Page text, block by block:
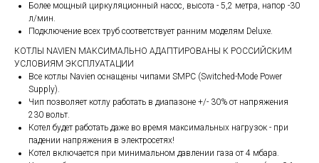
Более мощный циркуляционный насос, высота - 5,2 метра, напор -30
л/мин.
Подключение всех труб соответствует ранним моделям Deluxe.
КОТЛЫ NAVIEN МАКСИМАЛЬНО АДАПТИРОВАНЫ К РОССИЙСКИМ
УСЛОВИЯМ ЭКСПЛУАТАЦИИ
Все котлы Navien оснащены чипами SMPC (Switched-Mode Power
Supply).
Чип позволяет котлу работать в диапазоне +/- 30% от напряжения
230 вольт.
Котел будет работать даже во время максимальных нагрузок - при
падении напряжения в электросетях!
Котел включается при минимальном давлении газа от 4 мбара.